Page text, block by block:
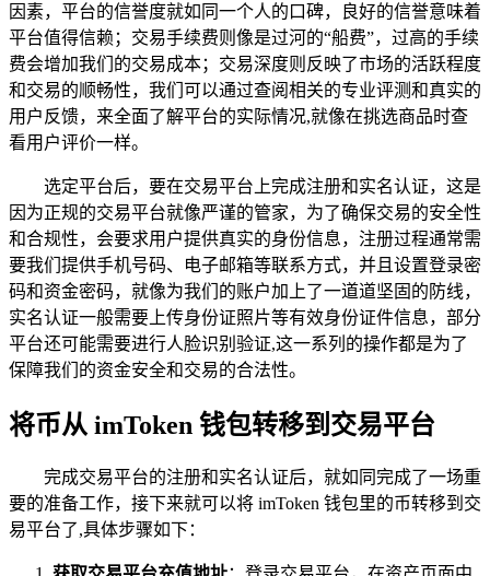
因素，平台的信誉度就如同一个人的口碑，良好的信誉意味着
平台值得信赖；交易手续费则像是过河的“船费”，过高的手续
费会增加我们的交易成本；交易深度则反映了市场的活跃程度
和交易的顺畅性，我们可以通过查阅相关的专业评测和真实的
用户反馈，来全面了解平台的实际情况,就像在挑选商品时查
看用户评价一样。
选定平台后，要在交易平台上完成注册和实名认证，这是
因为正规的交易平台就像严谨的管家，为了确保交易的安全性
和合规性，会要求用户提供真实的身份信息，注册过程通常需
要我们提供手机号码、电子邮箱等联系方式，并且设置登录密
码和资金密码，就像为我们的账户加上了一道道坚固的防线，
实名认证一般需要上传身份证照片等有效身份证件信息，部分
平台还可能需要进行人脸识别验证,这一系列的操作都是为了
保障我们的资金安全和交易的合法性。
将币从 imToken 钱包转移到交易平台
完成交易平台的注册和实名认证后，就如同完成了一场重
要的准备工作，接下来就可以将 imToken 钱包里的币转移到交
易平台了,具体步骤如下：